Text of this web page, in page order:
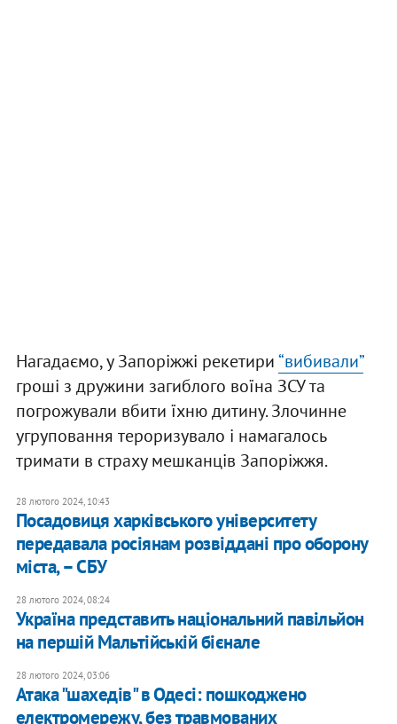
Нагадаємо, у Запоріжжі рекетири“вибивали”
гроші з дружини загиблого воїна ЗСУ та
погрожували вбити їхню дитину. Злочинне
угруповання тероризувало і намагалось
тримати в страху мешканців Запоріжжя.
28 лютого 2024, 10:43
Посадовиця харківського університету
передавала росіянам розвіддані про оборону
міста, – СБУ
28 лютого 2024, 08:24
Україна представить національний павільйон
на першій Мальтійській бієнале
28 лютого 2024, 03:06
Атака "шахедів" в Одесі: пошкоджено
електромережу, без травмованих